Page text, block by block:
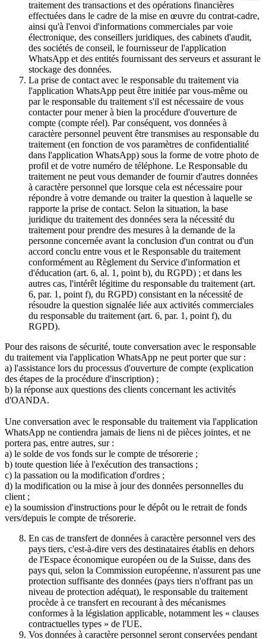
traitement des transactions et des opérations financières
effectuées dans le cadre de la mise en œuvre du contrat-cadre,
ainsi qu'à l'envoi d'informations commerciales par voie
électronique, des conseillers juridiques, des cabinets d'audit,
des sociétés de conseil, le fournisseur de l'application
WhatsApp et des entités fournissant des serveurs et assurant le
stockage des données.
La prise de contact avec le responsable du traitement via
l'application WhatsApp peut être initiée par vous-même ou
par le responsable du traitement s'il est nécessaire de vous
contacter pour mener à bien la procédure d'ouverture de
compte (compte réel). Par conséquent, vos données à
caractère personnel peuvent être transmises au responsable du
traitement (en fonction de vos paramètres de confidentialité
dans l'application WhatsApp) sous la forme de votre photo de
profil et de votre numéro de téléphone. Le Responsable du
traitement ne peut vous demander de fournir d'autres données
à caractère personnel que lorsque cela est nécessaire pour
répondre à votre demande ou traiter la question à laquelle se
rapporte la prise de contact. Selon la situation, la base
juridique du traitement des données sera la nécessité du
traitement pour prendre des mesures à la demande de la
personne concernée avant la conclusion d'un contrat ou d'un
accord conclu entre vous et le Responsable du traitement
conformément au Règlement du Service d'information et
d'éducation (art. 6, al. 1, point b), du RGPD) ; et dans les
autres cas, l'intérêt légitime du responsable du traitement (art.
6, par. 1, point f), du RGPD) consistant en la nécessité de
résoudre la question signalée liée aux activités commerciales
du responsable du traitement (art. 6, par. 1, point f), du
RGPD).
Pour des raisons de sécurité, toute conversation avec le responsable
du traitement via l'application WhatsApp ne peut porter que sur :
a) l'assistance lors du processus d'ouverture de compte (explication
des étapes de la procédure d'inscription) ;
b) la réponse aux questions des clients concernant les activités
d'OANDA.
Une conversation avec le responsable du traitement via l'application
WhatsApp ne contiendra jamais de liens ni de pièces jointes, et ne
portera pas, entre autres, sur :
a) le solde de vos fonds sur le compte de trésorerie ;
b) toute question liée à l'exécution des transactions ;
c) la passation ou la modification d'ordres ;
d) la modification ou la mise à jour des données personnelles du
client ;
e) la soumission d'instructions pour le dépôt ou le retrait de fonds
vers/depuis le compte de trésorerie.
En cas de transfert de données à caractère personnel vers des
pays tiers, c'est-à-dire vers des destinataires établis en dehors
de l'Espace économique européen ou de la Suisse, dans des
pays qui, selon la Commission européenne, n'assurent pas une
protection suffisante des données (pays tiers n'offrant pas un
niveau de protection adéquat), le responsable du traitement
procède à ce transfert en recourant à des mécanismes
conformes à la législation applicable, notamment les « clauses
contractuelles types » de l'UE.
Vos données à caractère personnel seront conservées pendant